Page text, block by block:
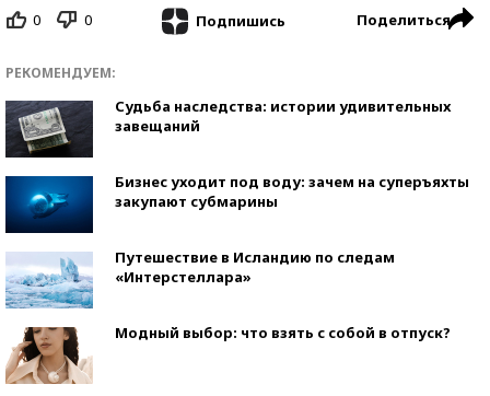
0 0 Подпишись Поделиться
РЕКОМЕНДУЕМ:
Судьба наследства: истории удивительных
завещаний
Бизнес уходит под воду: зачем на суперъяхты
закупают субмарины
Путешествие в Исландию по следам
«Интерстеллара»
Модный выбор: что взять с собой в отпуск?